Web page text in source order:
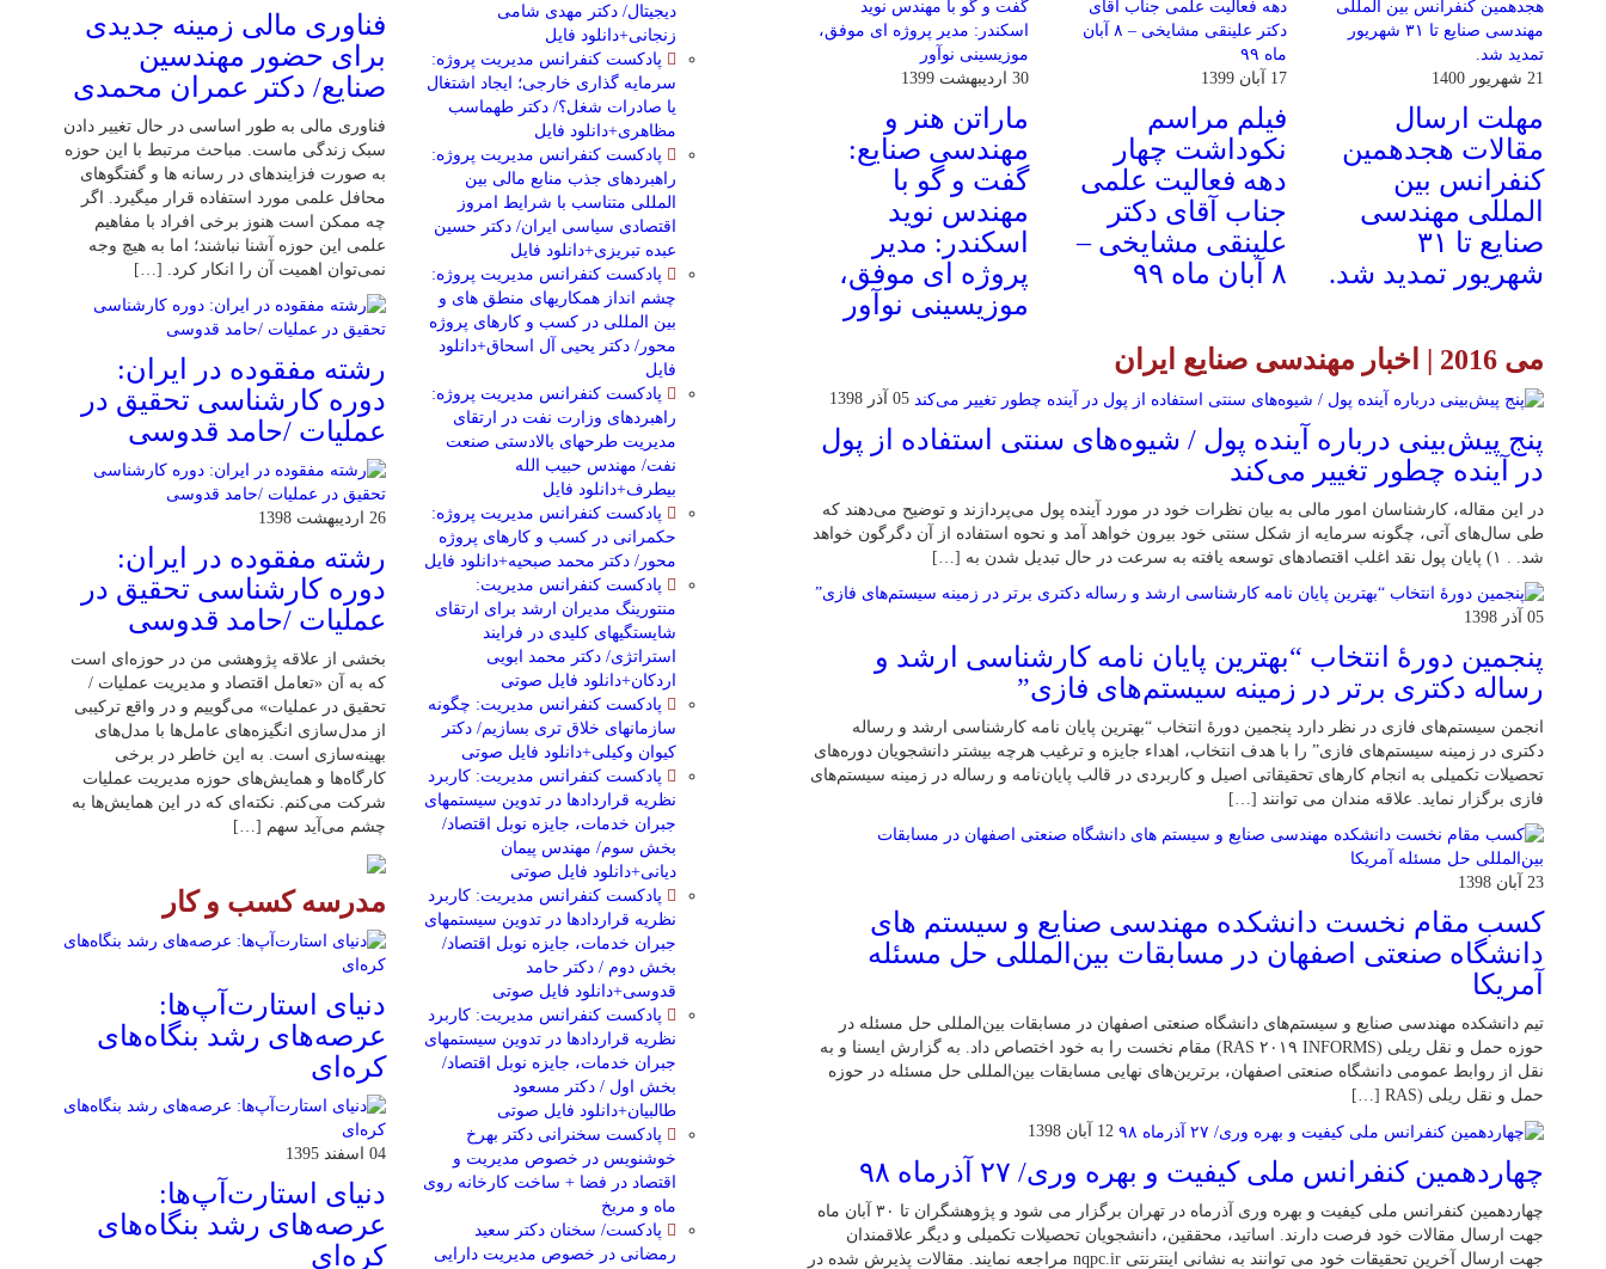
21 شهریور 1400
مهلت ارسال
مقالات هجدهمین
کنفرانس بین
المللی مهندسی
صنایع تا ۳۱
شهریور تمدید شد.
17 آبان 1399
فیلم مراسم
نکوداشت چهار
دهه فعالیت علمی
جناب آقای دکتر
علینقی مشایخی –
۸ آبان ماه ۹۹
30 اردیبهشت 1399
ماراتن هنر و
مهندسی صنایع:
گفت و گو با
مهندس نوید
اسکندر: مدیر
پروژه ای موفق،
موزیسینی نوآور
می 2016 | اخبار مهندسی صنایع ایران
05 آذر 1398
پنج پیش‌بینی درباره آینده پول / شیوه‌های سنتی استفاده از پول
در آینده چطور تغییر می‌کند
در این مقاله، کارشناسان امور مالی به بیان نظرات خود در مورد آینده پول می‌پردازند و توضیح می‌دهند که
طی سال‌های آتی، چگونه سرمایه از شکل سنتی خود بیرون خواهد آمد و نحوه استفاده از آن دگرگون خواهد
شد. . ۱) پایان پول نقد اغلب اقتصادهای توسعه یافته به سرعت در حال تبدیل شدن به […]
05 آذر 1398
پنجمین دورۀ انتخاب “بهترین پایان ­نامه کارشناسی­ ارشد و
رساله دکتری برتر در زمینه سیستم‌های فازی”
انجمن سیستم‌های فازی در نظر دارد پنجمین دورۀ انتخاب “بهترین پایان نامه کارشناسی­ ارشد و رساله
دکتری در زمینه سیستم‌های فازی” را با هدف انتخاب، اهداء جایزه و ترغیب هرچه بیشتر دانشجویان دوره‌های
تحصیلات تکمیلی به انجام کارهای تحقیقاتی اصیل و کاربردی در قالب پایان‌نامه و رساله در زمینه سیستم‌های
فازی برگزار نماید. علاقه مندان می توانند […]
23 آبان 1398
کسب مقام نخست دانشکده مهندسی صنایع و سیستم های
دانشگاه صنعتی اصفهان در مسابقات بین‌المللی حل مسئله
آمریکا
تیم دانشکده مهندسی صنایع و سیستم‌های دانشگاه صنعتی اصفهان در مسابقات بین‌المللی حل مسئله در
حوزه حمل و نقل ریلی (RAS ۲۰۱۹ INFORMS) مقام نخست را به خود اختصاص داد. به گزارش ایسنا و به
نقل از روابط عمومی دانشگاه صنعتی اصفهان، برترین‌های نهایی مسابقات بین‌المللی حل مسئله در حوزه
حمل و نقل ریلی (RAS […]
12 آبان 1398
چهاردهمین کنفرانس ملی کیفیت و بهره وری/ ۲۷ آذرماه ۹۸
چهاردهمین کنفرانس ملی کیفیت و بهره وری آذرماه در تهران برگزار می شود و پژوهشگران تا ۳۰ آبان ماه
جهت ارسال مقالات خود فرصت دارند. اساتید، محققین، دانشجویان تحصیلات تکمیلی و دیگر علاقمندان
جهت ارسال آخرین تحقیقات خود می توانند به نشانی اینترنتی nqpc.ir مراجعه نمایند. مقالات پذیرش شده در
دیجیتال/ دکتر مهدی شامی
زنجانی+دانلود فایل
پادکست کنفرانس مدیریت پروژه:
سرمایه گذاری خارجی؛ ایجاد اشتغال
یا صادرات شغل؟/ دکتر طهماسب
مظاهری+دانلود فایل
پادکست کنفرانس مدیریت پروژه:
راهبردهای جذب منابع مالی بین
المللی متناسب با شرایط امروز
اقتصادی سیاسی ایران/ دکتر حسین
عبده تبریزی+دانلود فایل
پادکست کنفرانس مدیریت پروژه:
چشم انداز همکاریهای منطق های و
بین المللی در کسب و کارهای پروژه
محور/ دکتر یحیی آل اسحاق+دانلود
فایل
پادکست کنفرانس مدیریت پروژه:
راهبردهای وزارت نفت در ارتقای
مدیریت طرحهای بالادستی صنعت
نفت/ مهندس حبیب الله
بیطرف+دانلود فایل
پادکست کنفرانس مدیریت پروژه:
حکمرانی در کسب و کارهای پروژه
محور/ دکتر محمد صبحیه+دانلود فایل
پادکست کنفرانس مدیریت:
منتورینگ مدیران ارشد برای ارتقای
شایستگیهای کلیدی در فرایند
استراتژی/ دکتر محمد ابویی
اردکان+دانلود فایل صوتی
پادکست کنفرانس مدیریت: چگونه
سازمانهای خلاق تری بسازیم/ دکتر
کیوان وکیلی+دانلود فایل صوتی
پادکست کنفرانس مدیریت: کاربرد
نظریه قراردادها در تدوین سیستمهای
جبران خدمات، جایزه نوبل اقتصاد/
بخش سوم/ مهندس پیمان
دیانی+دانلود فایل صوتی
پادکست کنفرانس مدیریت: کاربرد
نظریه قراردادها در تدوین سیستمهای
جبران خدمات، جایزه نوبل اقتصاد/
بخش دوم / دکتر حامد
قدوسی+دانلود فایل صوتی
پادکست کنفرانس مدیریت: کاربرد
نظریه قراردادها در تدوین سیستمهای
جبران خدمات، جایزه نوبل اقتصاد/
بخش اول / دکتر مسعود
طالبیان+دانلود فایل صوتی
پادکست سخنرانی دکتر بهرخ
خوشنویس در خصوص مدیریت و
اقتصاد در فضا + ساخت کارخانه روی
ماه و مریخ
پادکست/ سخنان دکتر سعید
رمضانی در خصوص مدیریت دارایی
فناوری مالی زمینه جدیدی
برای حضور مهندسین
صنایع/ دکتر عمران محمدی
فناوری مالی به طور اساسی در حال تغییر دادن
سبک زندگی ماست. مباحث مرتبط با این حوزه
به صورت فزاینده­ای در رسانه­ ها و گفتگوهای
محافل علمی مورد استفاده قرار می­گیرد. اگر
چه ممکن است هنوز برخی افراد با مفاهیم
علمی این حوزه آشنا نباشند؛ اما به هیچ وجه
نمی‌توان اهمیت آن را انکار کرد. […]
رشته مفقوده در ایران:
دوره کارشناسی تحقیق در
عملیات /حامد قدوسی
26 اردیبهشت 1398
رشته مفقوده در ایران:
دوره کارشناسی تحقیق در
عملیات /حامد قدوسی
بخشی از علاقه پژوهشی من در حوزه‌ای است
که به آن «تعامل اقتصاد و مدیریت عملیات /
تحقیق در عملیات» می‌گوییم و در واقع ترکیبی
از مدل‌سازی انگیزه‌های عامل‌ها با مدل‌های
بهینه‌سازی است. به این خاطر در برخی
کارگاه‌ها و همایش‌های حوزه مدیریت عملیات
شرکت می‌کنم. نکته‌ای که در این همایش‌ها به
چشم می‌آید سهم […]
مدرسه کسب و کار
دنیای استارت‌آپ‌ها:
عرصه‌های رشد بنگاه‌های
کره‌ای‌
04 اسفند 1395
دنیای استارت‌آپ‌ها:
عرصه‌های رشد بنگاه‌های
کره‌ای‌